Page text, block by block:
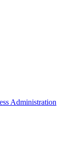
Administration